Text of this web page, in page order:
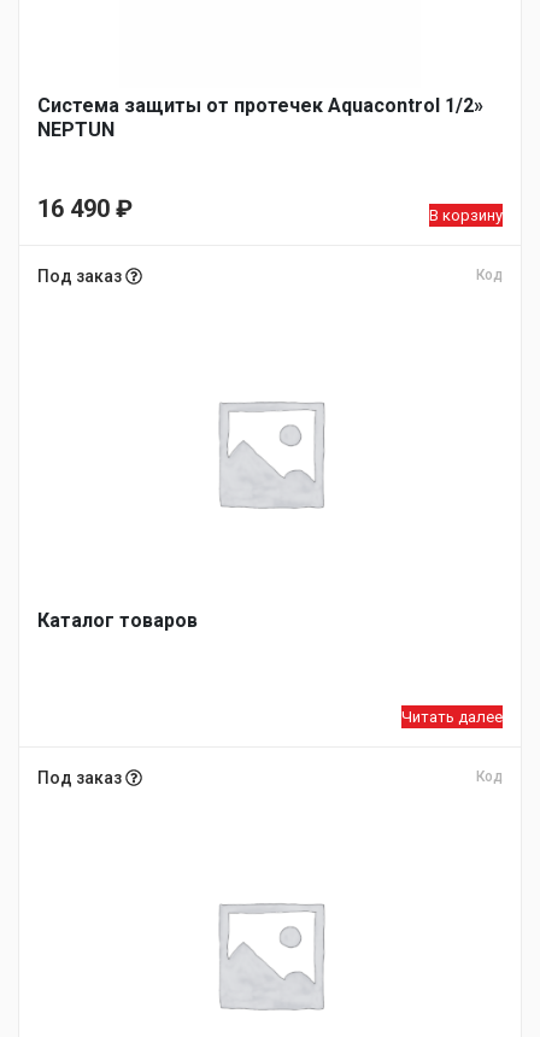
Система защиты от протечек Aquacontrol 1/2»
NEPTUN
16 490 ₽ В корзину
Под заказ Код
Каталог товаров
Читать далее
Под заказ Код